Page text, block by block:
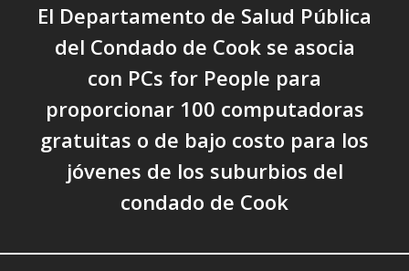
El Departamento de Salud Pública
del Condado de Cook se asocia
con PCs for People para
proporcionar 100 computadoras
gratuitas o de bajo costo para los
jóvenes de los suburbios del
condado de Cook